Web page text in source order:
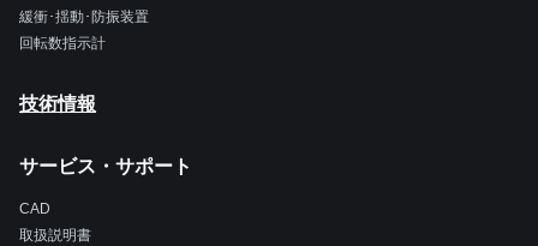
緩衝･揺動･防振装置
回転数指示計
技術情報
サービス・サポート
CAD
取扱説明書